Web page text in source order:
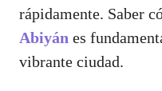
rápidamente. Saber
Abiyán es
vibrante ciudad.